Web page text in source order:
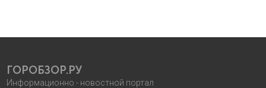
ГОРОБЗОР.РУ
Информационно - новостной портал